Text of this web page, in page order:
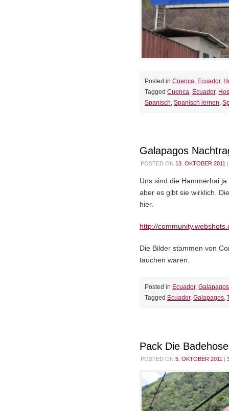
Posted in Cuenca Ecuador,
Tagged Cuenca Ecuador,
Spanisch ,Spanisch lernen ,
Galapagos
POSTED ON 13. OKTOBER 2011
Uns sind die Hammerhai
aber es gibt sie wirklich.
hier.
http://
Die Bilder stammen von
tauchen waren.
Posted in Ecuador,Galapagos
Tagged Ecuador,Galapagos,
Pack Die
POSTED ON 5. OKTOBER 2011 |